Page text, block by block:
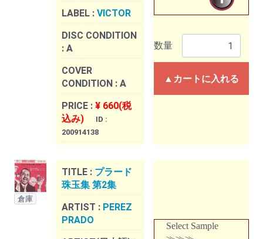
LABEL : VICTOR
DISC CONDITION
: A
COVER
CONDITION : A
PRICE : ¥ 660(税
込み)
ID :
200914138
数量
▲カートに入れる
倉庫
TITLE : プラード
珠玉集 第2集
ARTIST : PEREZ
PRADO
Select Sample